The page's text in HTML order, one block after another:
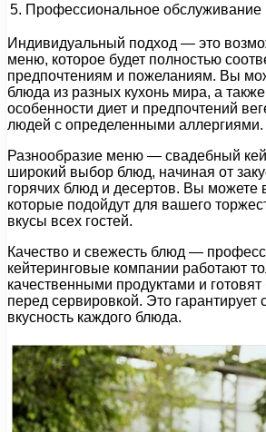
5. Профессиональное обслуживание
Индивидуальный подход — это
меню, которое будет полностью
предпочтениям и пожеланиям. Вы
блюда из разных кухонь мира, а также
особенности диет и предпочтений
людей с определенными аллергиями.
Разнообразие меню — свадебный
широкий выбор блюд, начиная от
горячих блюд и десертов. Вы можете
которые подойдут для вашего
вкусы всех гостей.
Качество и свежесть блюд —
кейтеринговые компании работают
качественными продуктами и
перед сервировкой. Это гарантирует
вкусность каждого блюда.